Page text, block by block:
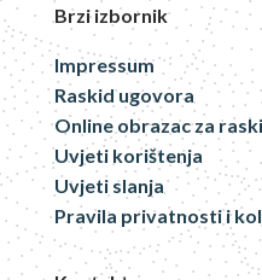
Brzi izbornik
Impressum
Raskid ugovora
Online obrazac za
Uvjeti korištenja
Uvjeti slanja
Pravila privatnosti i